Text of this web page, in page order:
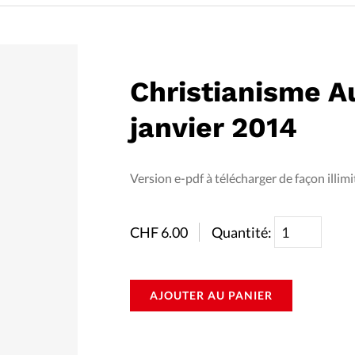
La
Mon
Nous
Christianisme
janvier 2014
Version e-pdf à télécharger de façon
CHF6.00 Quantité:
AJOUTER AU PANIER